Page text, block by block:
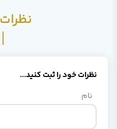
نظرات
نظرات خود را ثبت کنید...
نام